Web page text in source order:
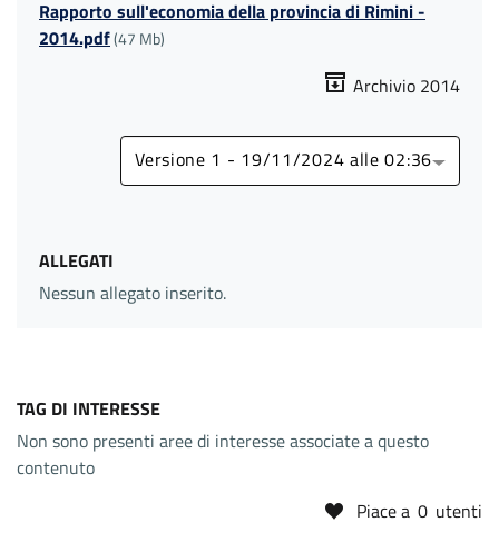
Rapporto sull'economia della provincia di Rimini -
2014.pdf(47 Mb)
Archivio 2014
Versione 1 - 19/11/2024 alle 02:36
ALLEGATI
Nessun allegato inserito.
TAG DI INTERESSE
Non sono presenti aree di interesse associate a questo
contenuto
Piace a 0 utenti